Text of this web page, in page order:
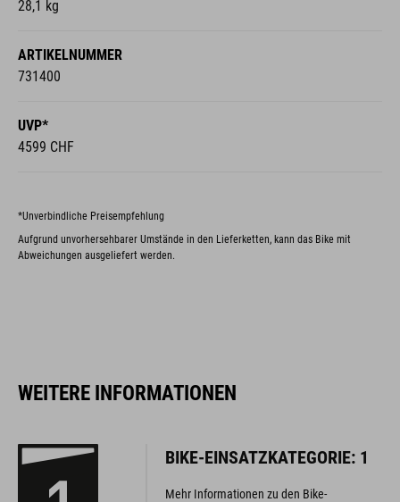
28,1 kg
ARTIKELNUMMER
731400
UVP*
4599 CHF
*Unverbindliche Preisempfehlung
Aufgrund unvorhersehbarer Umstände in den Lieferketten, kann das Bike mit
Abweichungen ausgeliefert werden.
WEITERE INFORMATIONEN
BIKE-EINSATZKATEGORIE: 1
Mehr Informationen zu den Bike-